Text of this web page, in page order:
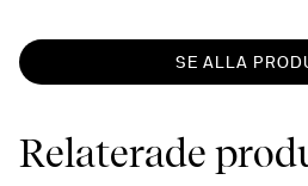
SE ALLA
Relaterade